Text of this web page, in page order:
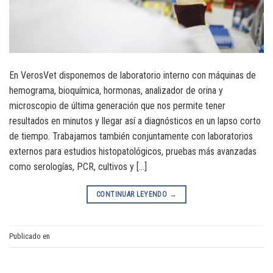
En VerosVet disponemos de laboratorio interno con máquinas de
hemograma, bioquímica, hormonas, analizador de orina y
microscopio de última generación que nos permite tener
resultados en minutos y llegar así a diagnósticos en un lapso corto
de tiempo. Trabajamos también conjuntamente con laboratorios
externos para estudios histopatológicos, pruebas más avanzadas
como serologías, PCR, cultivos y […]
CONTINUAR LEYENDO →
Publicado en